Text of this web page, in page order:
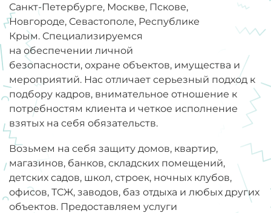
Санкт-Петербурге, Москве, Пскове,
Новгороде, Севастополе, Республике
Крым. Специализируемся
на обеспечении личной
безопасности, охране объектов, имущества и
мероприятий. Нас отличает серьезный подход к
подбору кадров, внимательное отношение к
потребностям клиента и четкое исполнение
взятых на себя обязательств.
Возьмем на себя защиту домов, квартир,
магазинов, банков, складских помещений,
детских садов, школ, строек, ночных клубов,
офисов, ТСЖ, заводов, баз отдыха и любых других
объектов. Предоставляем услуги